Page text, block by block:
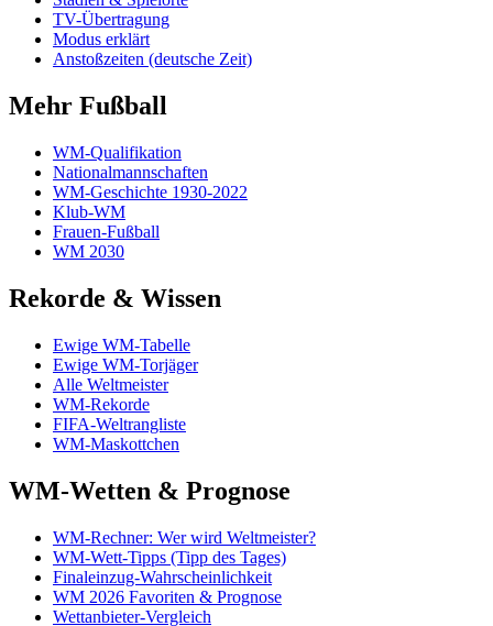
TV-Übertragung
Modus erklärt
Anstoßzeiten (deutsche Zeit)
Mehr Fußball
WM-Qualifikation
Nationalmannschaften
WM-Geschichte 1930-2022
Klub-WM
Frauen-Fußball
WM 2030
Rekorde & Wissen
Ewige WM-Tabelle
Ewige WM-Torjäger
Alle Weltmeister
WM-Rekorde
FIFA-Weltrangliste
WM-Maskottchen
WM-Wetten & Prognose
WM-Rechner: Wer wird Weltmeister?
WM-Wett-Tipps (Tipp des Tages)
Finaleinzug-Wahrscheinlichkeit
WM 2026 Favoriten & Prognose
Wettanbieter-Vergleich